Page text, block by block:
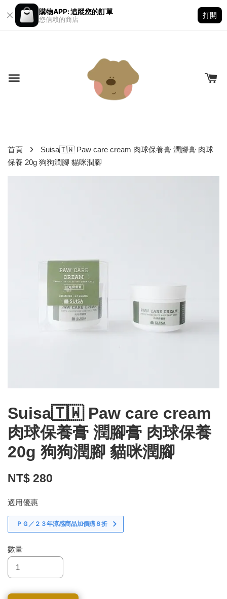
購物APP: 追蹤您的訂單
您信賴的商店
打開
首頁 ›
Suisa🇹🇼 Paw care cream 肉球保養膏 潤腳膏 肉球
保養 20g 狗狗潤腳 貓咪潤腳
Suisa🇹🇼 Paw care cream
肉球保養膏 潤腳膏 肉球保養
20g 狗狗潤腳 貓咪潤腳
NT$ 280
適用優惠
ＰＧ／２３年涼感商品加價購８折
數量